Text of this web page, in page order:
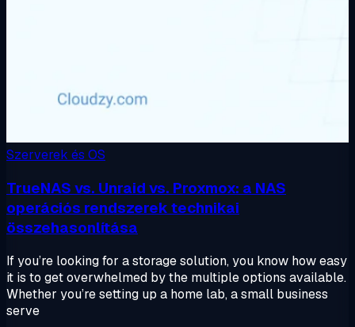
Szerverek és OS
TrueNAS vs. Unraid vs. Proxmox: a NAS
operációs rendszerek technikai
összehasonlítása
If you’re looking for a storage solution, you know how easy
it is to get overwhelmed by the multiple options available.
Whether you’re setting up a home lab, a small business
serve